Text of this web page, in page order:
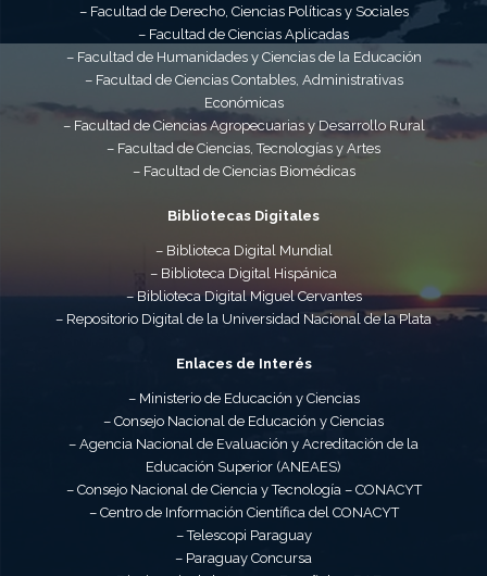
– Facultad de Derecho, Ciencias Políticas y Sociales
– Facultad de Ciencias Aplicadas
– Facultad de Humanidades y Ciencias de la Educación
– Facultad de Ciencias Contables, Administrativas
Económicas
– Facultad de Ciencias Agropecuarias y Desarrollo Rural
– Facultad de Ciencias, Tecnologías y Artes
– Facultad de Ciencias Biomédicas
Bibliotecas Digitales
– Biblioteca Digital Mundial
– Biblioteca Digital Hispánica
– Biblioteca Digital Miguel Cervantes
– Repositorio Digital de la Universidad Nacional de la Plata
Enlaces de Interés
– Ministerio de Educación y Ciencias
– Consejo Nacional de Educación y Ciencias
– Agencia Nacional de Evaluación y Acreditación de la
Educación Superior (ANEAES)
– Consejo Nacional de Ciencia y Tecnología – CONACYT
– Centro de Información Científica del CONACYT
– Telescopi Paraguay
– Paraguay Concursa